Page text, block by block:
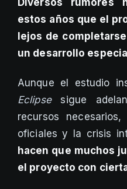
Diversos rumores
estos años que el
lejos de
un desarrollo
Aunque el estudio
Eclipsesigue
recursos
oficiales y la crisis
hacen que muchos
el proyecto con